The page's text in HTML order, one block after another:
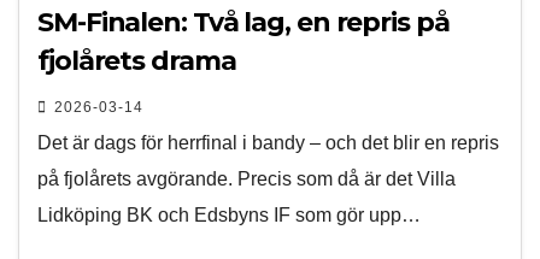
SM-Finalen: Två lag, en repris på
fjolårets drama
2026-03-14
Det är dags för herrfinal i bandy – och det blir en repris
på fjolårets avgörande. Precis som då är det Villa
Lidköping BK och Edsbyns IF som gör upp…